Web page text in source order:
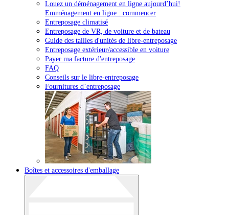
Louez un déménagement en ligne aujourd’hui!
Emménagement en ligne : commencer
Entreposage climatisé
Entreposage de VR, de voiture et de bateau
Guide des tailles d'unités de libre-entreposage
Entreposage extérieur/accessible en voiture
Payer ma facture d'entreposage
FAQ
Conseils sur le libre-entreposage
Fournitures d’entreposage
Boîtes et accessoires d'emballage